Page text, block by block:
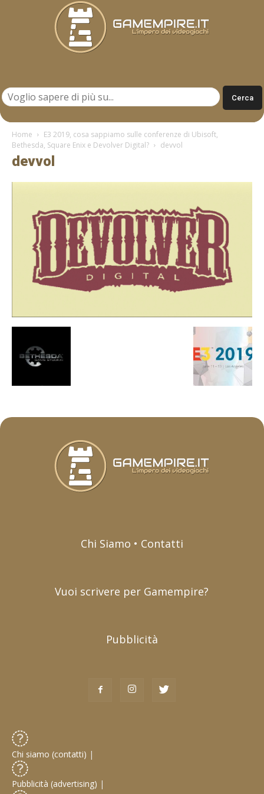
Home
E3 2019, cosa sappiamo sulle conferenze di Ubisoft,
Bethesda, Square Enix e Devolver Digital?
devvol
devvol
Chi Siamo • Contatti
Vuoi scrivere per Gamempire?
Pubblicità
Chi siamo (contatti) |
Pubblicità (advertising) |